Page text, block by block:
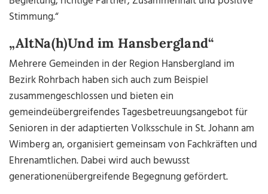
Stimmung.“
„AltNa(h)Und im Hansbergland“
Mehrere Gemeinden in der Region Hansbergland im
Bezirk Rohrbach haben sich auch zum Beispiel
zusammengeschlossen und bieten ein
gemeindeübergreifendes Tagesbetreuungsangebot für
Senioren in der adaptierten Volksschule in St. Johann am
Wimberg an, organisiert gemeinsam von Fachkräften und
Ehrenamtlichen. Dabei wird auch bewusst
generationenübergreifende Begegnung gefördert.